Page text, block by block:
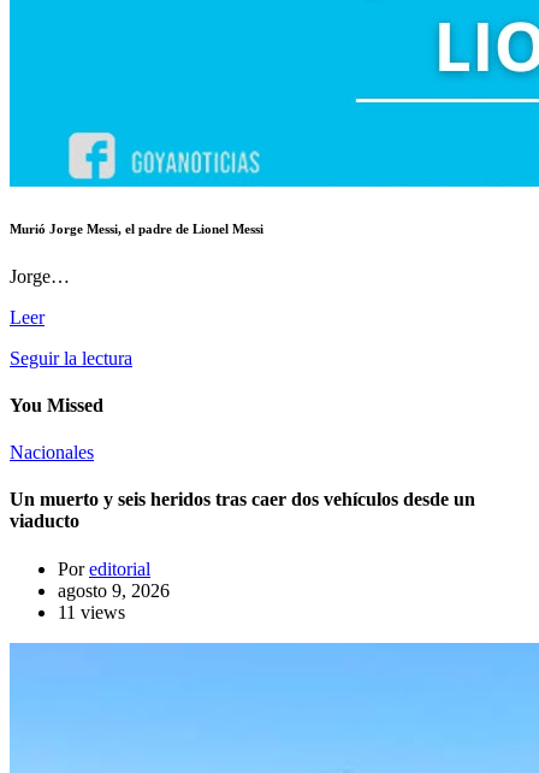
Murió Jorge Messi, el padre de Lionel Messi
Jorge…
Leer
Seguir la lectura
You Missed
Nacionales
Un muerto y seis heridos tras caer dos vehículos desde un
viaducto
Poreditorial
agosto 9, 2026
11 views